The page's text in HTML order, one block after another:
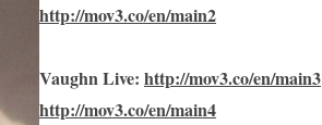
http://mov3.co/en/main2
Vaughn Live: http://mov3.co/en/main3
http://mov3.co/en/main4